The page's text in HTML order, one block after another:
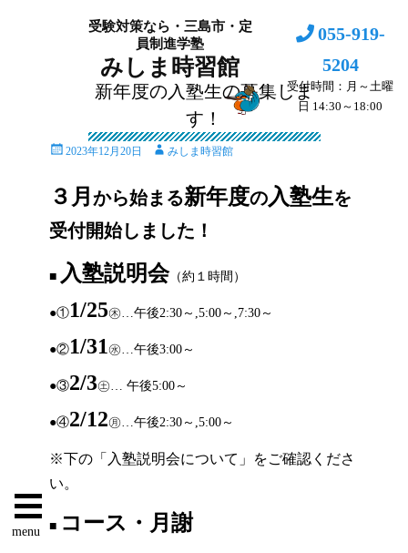
みしま時習館
受験対策なら・三島市・定
員制進学塾
055-919-
5204
受付時間：月～土曜
日 14:30～18:00
menu
新年度の入塾生の募集しま
す！
投
日
2023年12月20日
投 みしま時習館
３月 から始まる新年度の入塾生を
受付開始しました！
■ 入塾説明会（約１時間）
●①1/25㊍…午後2:30～,5:00～,7:30～
●②1/31㊌…午後3:00～
●③2/3㊏… 午後5:00～
●④2/12㊊…午後2:30～,5:00～
※下の「入塾説明会について」をご確認くださ
い。
■ コース・月謝